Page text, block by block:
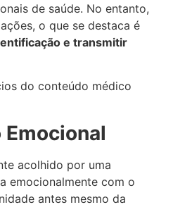
de saúde. No entanto,
o que se destaca é
e transmitir
do conteúdo médico
acolhido por uma
emocionalmente com o
antes mesmo da